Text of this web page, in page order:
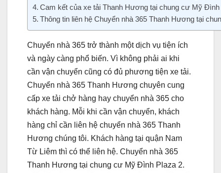
Cam kết của xe tải Thanh Hương tại chung cư Mỹ Đình
Thông tin liên hệ Chuyển nhà 365 Thanh Hương tại
Chuyển nhà 365 trở thành một dịch vụ tiện ích
và ngày càng phổ biến. Vì không phải ai khi
cần vận chuyển cũng có đủ phương tiện xe tải.
Chuyển nhà 365 Thanh Hương chuyên cung
cấp xe tải chở hàng hay chuyển nhà 365 cho
khách hàng. Mỗi khi cần vận chuyển, khách
hàng chỉ cần liên hệ chuyển nhà 365 Thanh
Hương chúng tôi. Khách hàng tại quận Nam
Từ Liêm thì có thể liên hệ. Chuyển nhà 365
Thanh Hương tại chung cư Mỹ Đình Plaza 2.